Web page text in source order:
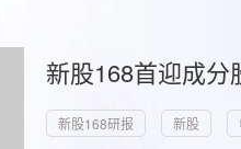
新股168首迎成
新股168研报 新股